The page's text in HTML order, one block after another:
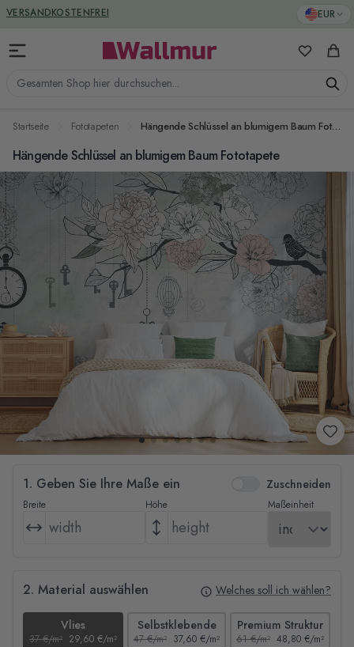
Zum Inhalt springen EUR
Gesamten Shop hier durchsuchen...
Meine
VERSANDKOSTENFREI
GREENGUARD ZERTIFIZIERT
Startseite Fototapeten Hängende Schlüssel an blumigem Baum Fototapete
Hängende Schlüssel an blumigem Baum Fototapete
1. Geben Sie Ihre Maße ein Zuschneiden
Breite Höhe Maßeinheit
2. Material auswählen Welches soll ich wählen?
Vlies
37 €/m² 29,60 €/m²
Selbstklebende
47 €/m² 37,60 €/m²
Premium Struktur
61 €/m² 48,80 €/m²